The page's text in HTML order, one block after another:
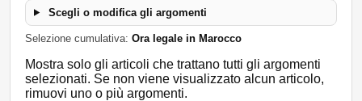
Scegli o modifica gli argomenti
Selezione cumulativa: Ora legale in Marocco
Mostra solo gli articoli che trattano tutti gli argomenti
selezionati. Se non viene visualizzato alcun articolo,
rimuovi uno o più argomenti.